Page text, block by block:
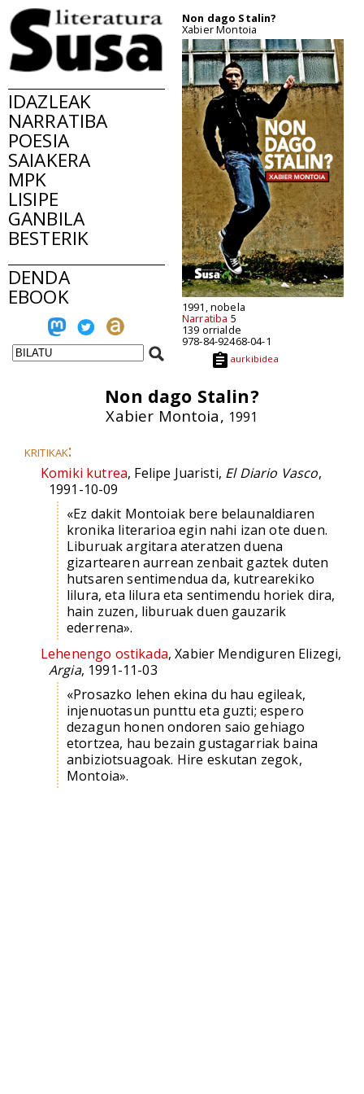
IDAZLEAK
NARRATIBA
POESIA
SAIAKERA
MPK
LISIPE
GANBILA
BESTERIK
DENDA
EBOOK
Non dago Stalin?
Xabier Montoia
1991, nobela
Narratiba 5
139 orrialde
978-84-92468-04-1
aurkibidea
Non dago Stalin?
Xabier Montoia, 1991
kritikak:
Komiki kutrea, Felipe Juaristi, El Diario Vasco,
1991-10-09
«Ez dakit Montoiak bere belaunaldiaren
kronika literarioa egin nahi izan ote duen.
Liburuak argitara ateratzen duena
gizartearen aurrean zenbait gaztek duten
hutsaren sentimendua da, kutrearekiko
lilura, eta lilura eta sentimendu horiek dira,
hain zuzen, liburuak duen gauzarik
ederrena».
Lehenengo ostikada, Xabier Mendiguren Elizegi,
Argia, 1991-11-03
«Prosazko lehen ekina du hau egileak,
injenuotasun punttu eta guzti; espero
dezagun honen ondoren saio gehiago
etortzea, hau bezain gustagarriak baina
anbiziotsuagoak. Hire eskutan zegok,
Montoia».